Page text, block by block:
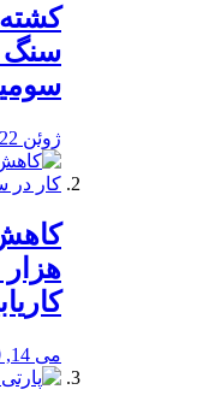
سنگ
ژوئن 22, 2020
می 14, 2020